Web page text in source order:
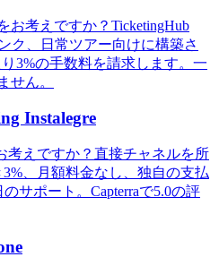
お考えですか？TicketingHub
ク、日常ツアー向けに構築さ
3%の手数料を請求します。一
せん。
Instalegre
考えですか？直接チャネルを所
、月額料金なし、独自の支払
サポート。Capterraで5.0の評